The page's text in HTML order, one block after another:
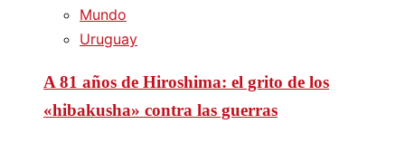
Mundo
Uruguay
A 81 años de Hiroshima: el grito de los
«hibakusha» contra las guerras